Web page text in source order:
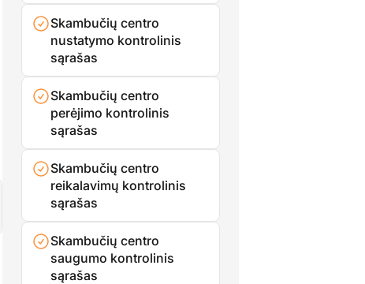
Skambučių centro
nustatymo kontrolinis
sąrašas
Skambučių centro
perėjimo kontrolinis
sąrašas
Skambučių centro
reikalavimų kontrolinis
sąrašas
Skambučių centro
saugumo kontrolinis
sąrašas